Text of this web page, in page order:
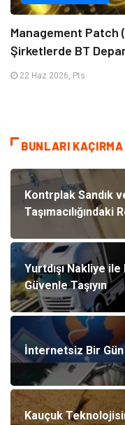
Management Patch
Şirketlerde BT
22 Haz 2026, Pts
BUNLARI KAÇIRMA
Kontrplak Sandık
Taşımacılığındaki
Yurtdışı Nakliye ile
Güvenle Taşıyın
İnternetsiz Bir
Kauçuk